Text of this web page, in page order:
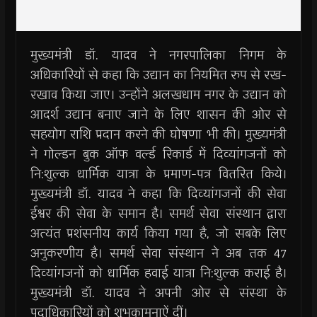
मुख्यमंत्री डॉ. यादव ने नगरपालिका निगम के
अधिकारियों से कहा कि उद्यान का नियमित रुप से रख-
रखाव किया जाए। उन्होंने अलखधाम नगर के उद्यान को
आदर्श उद्यान बनाए जाने के लिए शासन की ओर से
सहयोग राशि प्रदान करने की घोषणा भी की। मुख्यमंत्री
ने गोल्डन बुक ऑफ वर्ल्ड रिकार्ड में दिव्यांगजनों को
नि:शुल्क धार्मिक यात्रा के प्रमाण-पत्र वितरित किये।
मुख्यमंत्री डॉ. यादव ने कहा कि दिव्यांगजनों की सेवा
ईश्वर की सेवा के समान है। समर्थ सेवा संस्थान द्वारा
अत्यंत प्रशंसनीय कार्य किया गया है, जो सबके लिए
अनुकरणीय है। समर्थ सेवा संस्थान ने अब तक 47
दिव्यांगजनों को धार्मिक हवाई यात्रा नि:शुल्क कराई है।
मुख्यमंत्री डॉ. यादव ने अपनी ओर से संस्था के
पदाधिकारियों को शुभकामनाऐं दीं।